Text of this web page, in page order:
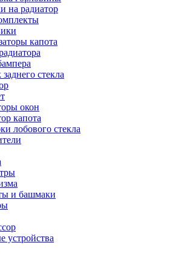
на радиатор
капота
стекла
окон
капота
лобового стекла
и башмаки
устройства